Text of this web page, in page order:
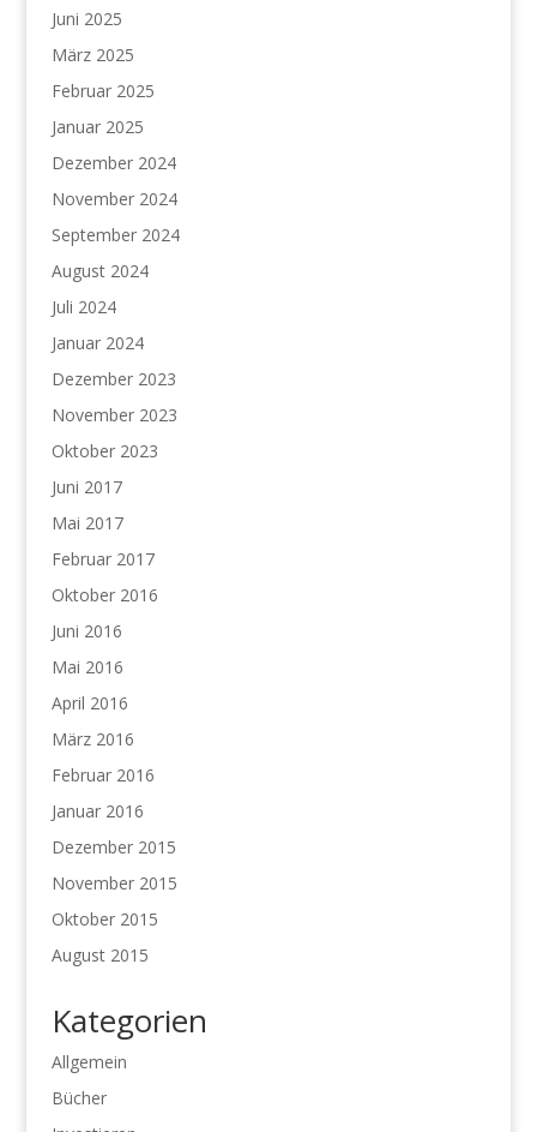
Juni 2025
März 2025
Februar 2025
Januar 2025
Dezember 2024
November 2024
September 2024
August 2024
Juli 2024
Januar 2024
Dezember 2023
November 2023
Oktober 2023
Juni 2017
Mai 2017
Februar 2017
Oktober 2016
Juni 2016
Mai 2016
April 2016
März 2016
Februar 2016
Januar 2016
Dezember 2015
November 2015
Oktober 2015
August 2015
Kategorien
Allgemein
Bücher